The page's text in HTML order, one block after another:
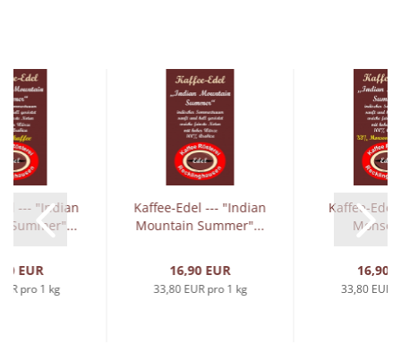
--- "Indian
Summer"...
EUR
pro 1 kg
Kaffee-Edel --- "Indian
Mountain Summer"...
16,90 EUR
33,80 EUR pro 1 kg
Kaffee-Edel
16,90
33,80 EUR